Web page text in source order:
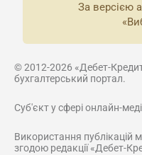
За версією
© 2012-2026 «Дебет-
бухгалтерський портал.
Суб'єкт у сфері онлайн-
Використання
згодою редакції «Дебет-